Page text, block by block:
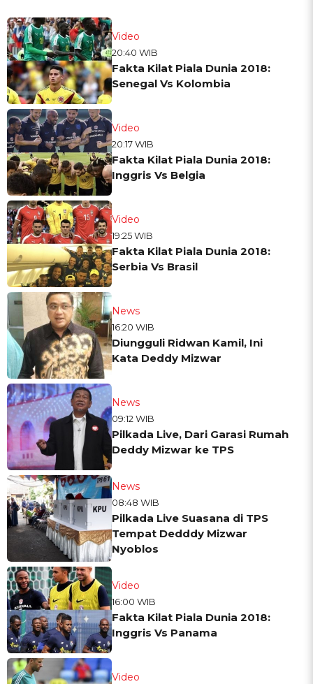
Video
20:40 WIB
Fakta Kilat Piala Dunia 2018:
Senegal Vs Kolombia
Video
20:17 WIB
Fakta Kilat Piala Dunia 2018:
Inggris Vs Belgia
Video
19:25 WIB
Fakta Kilat Piala Dunia 2018:
Serbia Vs Brasil
News
16:20 WIB
Diungguli Ridwan Kamil, Ini
Kata Deddy Mizwar
News
09:12 WIB
Pilkada Live, Dari Garasi Rumah
Deddy Mizwar ke TPS
News
08:48 WIB
Pilkada Live Suasana di TPS
Tempat Dedddy Mizwar
Nyoblos
Video
16:00 WIB
Fakta Kilat Piala Dunia 2018:
Inggris Vs Panama
Video